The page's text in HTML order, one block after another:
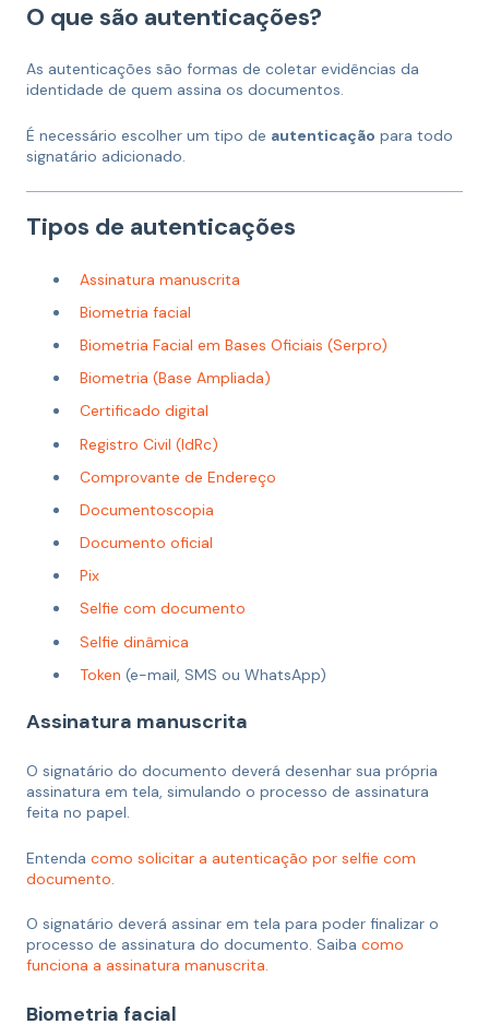
O que são autenticações?
As autenticações são formas de coletar evidências da
identidade de quem assina os documentos.
É necessário escolher um tipo de autenticação para todo
signatário adicionado.
Tipos de autenticações
Assinatura manuscrita
Biometria facial
Biometria Facial em Bases Oficiais (Serpro)
Biometria (Base Ampliada)
Certificado digital
Registro Civil (IdRc)
Comprovante de Endereço
Documentoscopia
Documento oficial
Pix
Selfie com documento
Selfie dinâmica
Token (e-mail, SMS ou WhatsApp)
Assinatura manuscrita
O signatário do documento deverá desenhar sua própria
assinatura em tela, simulando o processo de assinatura
feita no papel.
Entenda como solicitar a autenticação por selfie com
documento.
O signatário deverá assinar em tela para poder finalizar o
processo de assinatura do documento. Saiba como
funciona a assinatura manuscrita.
Biometria facial